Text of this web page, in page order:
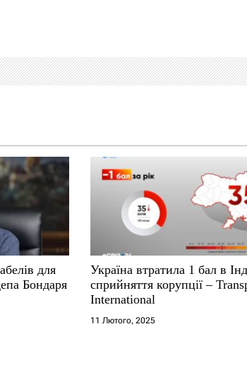
для
Бондаря
Україна втратила 1 бал в
сприйняття корупції –
International
11 Лютого, 2025